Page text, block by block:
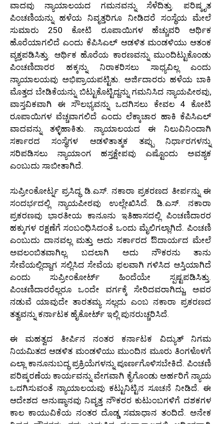
ವಾದವು ನ್ಯಾಯಾಲಯದ ಗಮನವನ್ನು ಸೆಳೆದಿತ್ತು. ಪರಿಷ್ಕೃತ
ಪಿಂಚಣಿಯನ್ನು ಹಳೆಯ ನಿವೃತ್ತರಿಗೂ ನೀಡಿದರೆ ಸಂಸ್ಥೆಯ ಮೇಲೆ
ಸುಮಾರು 250 ಕೋಟಿ ರೂಪಾಯಿಗಳ ಹೆಚ್ಚುವರಿ ಆರ್ಥಿಕ
ಹೊರೆಯಾಗಲಿದೆ ಎಂದು ಕೆಪಿಸಿಎಲ್ ಆಡಳಿತ ಮಂಡಳಿಯು ಆತಂಕ
ವ್ಯಕ್ತಪಡಿಸಿತ್ತು. ಆರ್ಥಿಕ ಹೊರೆಯ ಕಾರಣವನ್ನು ಮುಂದಿಟ್ಟುಕೊಂಡು
ಪಿಂಚಣಿದಾರರ ಹಕ್ಕನ್ನು ನಿರಾಕರಿಸಲು ಸಾಧ್ಯವಿಲ್ಲ ಎಂದು
ನ್ಯಾಯಾಲಯವು ಅಭಿಪ್ರಾಯಪಟ್ಟಿತು. ಅರ್ಜಿದಾರರು ಹಳೆಯ ಬಾಕಿ
ಮೊತ್ತದ ಬೇಡಿಕೆಯನ್ನು ಬಿಟ್ಟುಕೊಟ್ಟಿದ್ದನ್ನು ಗಮನಿಸಿದ ನ್ಯಾಯಪೀಠವು,
ವಾಸ್ತವಿಕವಾಗಿ ಈ ಸೌಲಭ್ಯವನ್ನು ಒದಗಿಸಲು ಕೇವಲ 4 ಕೋಟಿ
ರೂಪಾಯಿಗಳ ವೆಚ್ಚವಾಗಲಿದೆ ಎಂದು ಲೆಕ್ಕಾಚಾರ ಹಾಕಿ ಕೆಪಿಸಿಎಲ್
ವಾದವನ್ನು ತಳ್ಳಿಹಾಕಿತು. ನ್ಯಾಯಾಲಯದ ಈ ನಿಲುವಿನಿಂದಾಗಿ
ಸರ್ಕಾರದ ಸಂಸ್ಥೆಗಳ ಆಡಳಿತಾತ್ಮಕ ತಪ್ಪು ನಿರ್ಧಾರಗಳನ್ನು
ಸರಿಪಡಿಸಲು ನ್ಯಾಯಾಂಗ ಹಸ್ತಕ್ಷೇಪವು ಎಷ್ಟೊಂದು ಅವಶ್ಯಕ
ಎಂಬುದು ಸಾಬೀತಾಗಿದೆ.
ಸುಪ್ರೀಂಕೋರ್ಟ್ನ ಪ್ರಸಿದ್ಧ ಡಿ.ಎಸ್. ನಕಾರಾ ಪ್ರಕರಣದ ತೀರ್ಪನ್ನು ಈ
ಸಂದರ್ಭದಲ್ಲಿ ನ್ಯಾಯಪೀಠವು ಉಲ್ಲೇಖಿಸಿದೆ. ಡಿ.ಎಸ್. ನಕಾರಾ
ಪ್ರಕರಣವು ಭಾರತೀಯ ಕಾನೂನು ಇತಿಹಾಸದಲ್ಲಿ ಪಿಂಚಣಿದಾರರ
ಹಕ್ಕುಗಳ ರಕ್ಷಣೆಗೆ ಸಂಬಂಧಿಸಿದಂತೆ ಒಂದು ಮೈಲಿಗಲ್ಲಾಗಿದೆ. ಪಿಂಚಣಿ
ಎಂಬುದು ದಾನವಲ್ಲ ಮತ್ತು ಅದು ಸರ್ಕಾರದ ಔದಾರ್ಯದ ಮೇಲೆ
ಅವಲಂಬಿತವಾಗಿಲ್ಲ. ಬದಲಾಗಿ ಅದು ನೌಕರನು ತಾನು
ಸೇವೆಯಲ್ಲಿದ್ದಾಗ ಸಲ್ಲಿಸಿದ ಸೇವೆಯ ಫಲವಾಗಿ ಗಳಿಸಿದ ಆಸ್ತಿಯಾಗಿದೆ
ಎಂದು ಸುಪ್ರೀಂಕೋರ್ಟ್ ಹಿಂದೆಯೇ ಸ್ಪಷ್ಟಪಡಿಸಿತ್ತು.
ಪಿಂಚಣಿದಾರರೆಲ್ಲರೂ ಒಂದೇ ವರ್ಗಕ್ಕೆ ಸೇರಿದವರಾಗಿದ್ದು, ಅವರ
ನಡುವೆ ಯಾವುದೇ ತಾರತಮ್ಯ ಸಲ್ಲದು ಎಂಬ ನಕಾರಾ ಪ್ರಕರಣದ
ತತ್ವವನ್ನು ಕರ್ನಾಟಕ ಹೈಕೋರ್ಟ್ ಇಲ್ಲಿ ಪುನರುಚ್ಚರಿಸಿದೆ.
ಈ ಮಹತ್ವದ ತೀರ್ಪಿನ ನಂತರ ಕರ್ನಾಟಕ ವಿದ್ಯುತ್ ನಿಗಮ
ನಿಯಮಿತದ ಆಡಳಿತ ಮಂಡಳಿಯು ಮುಂದಿನ ಮೂರು ತಿಂಗಳೊಳಗೆ
ಎಲ್ಲಾ ಕಾನೂನುಬದ್ಧ ಪ್ರಕ್ರಿಯೆಗಳನ್ನು ಪೂರ್ಣಗೊಳಿಸಬೇಕಿದೆ. ಪಿಂಚಣಿ
ಪರಿಷ್ಕರಣೆಯ ಕಾರ್ಯವನ್ನು ವೇಗವಾಗಿ ಕೈಗೊಂಡು ಅರ್ಹರಿಗೆ ನ್ಯಾಯ
ಒದಗಿಸುವಂತೆ ನ್ಯಾಯಾಲಯವು ಕಟ್ಟುನಿಟ್ಟಿನ ಸೂಚನೆ ನೀಡಿದೆ. ಈ
ಆದೇಶದ ಅನುಷ್ಠಾನವು ನಿವೃತ್ತ ನೌಕರರ ಕುಟುಂಬಗಳಿಗೆ ದಶಕಗಳ
ಕಾಲ ಕಾಯುವಿಕೆಯ ನಂತರ ದೊಡ್ಡ ಸಮಾಧಾನ ತಂದಿದೆ. ಅನೇಕ